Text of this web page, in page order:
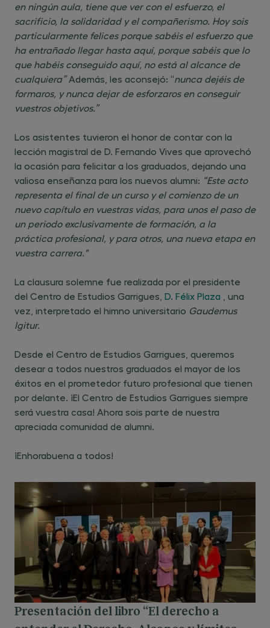
en ningún aula, tiene que ver con el esfuerzo, el
sacrificio, la solidaridad y el compañerismo. Hoy sois
particularmente felices porque sabéis el esfuerzo que
ha entrañado llegar hasta aquí, porque sabéis que lo
que habéis conseguido aquí, no está al alcance de
cualquiera”Además, les aconsejó: “nunca dejéis de
formaros, y nunca dejar de esforzaros en conseguir
vuestros objetivos.”
Los asistentes tuvieron el honor de contar con la
lección magistral de D. Fernando Vives que aprovechó
la ocasión para felicitar a los graduados, dejando una
valiosa enseñanza para los nuevos alumni: “Este acto
representa el final de un curso y el comienzo de un
nuevo capítulo en vuestras vidas, para unos el paso de
un periodo exclusivamente de formación, a la
práctica profesional, y para otros, una nueva etapa en
vuestra carrera."
La clausura solemne fue realizada por el presidente
del Centro de Estudios Garrigues, D. Félix Plaza , una
vez, interpretado el himno universitario Gaudemus
Igitur.
Desde el Centro de Estudios Garrigues, queremos
desear a todos nuestros graduados el mayor de los
éxitos en el prometedor futuro profesional que tienen
por delante. ¡El Centro de Estudios Garrigues siempre
será vuestra casa! Ahora sois parte de nuestra
apreciada comunidad de alumni.
¡Enhorabuena a todos!
Presentación del libro “El derecho a